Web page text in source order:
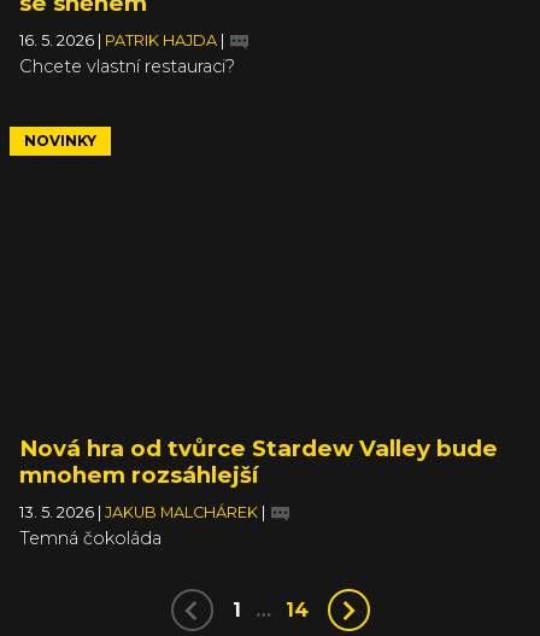
16. 5. 2026 PATRIK HAJDA
Chcete vlastní restauraci?
NOVINKY
Nová hra od tvůrce Stardew Valley bude
mnohem rozsáhlejší
13. 5. 2026 JAKUB MALCHÁREK
Temná čokoláda
1 … 14